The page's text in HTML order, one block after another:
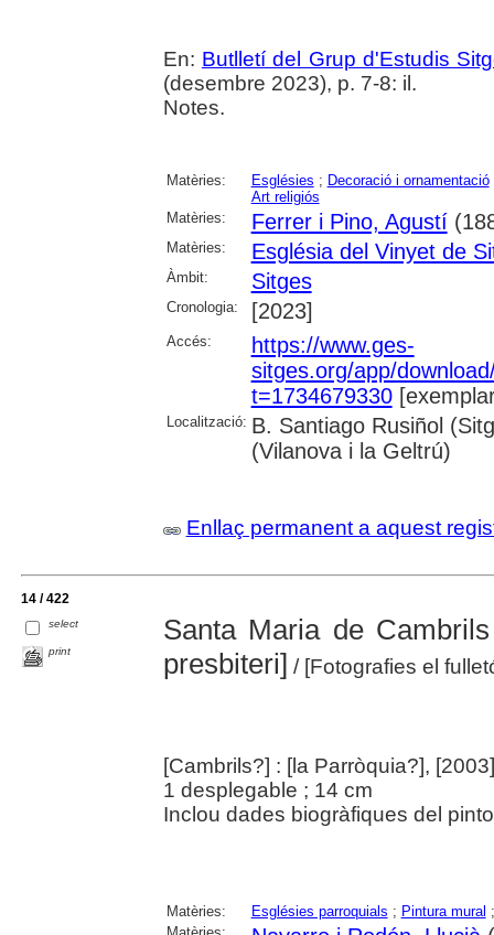
En: Butlletí del Grup d'Estudis
(desembre 2023), p. 7-8: il.
Notes.
Matèries: Esglésies ; Decoració i ornamentació
Art religiós
Matèries:
Ferrer i Pino, Agustí
Matèries: Església del Vinyet de
Àmbit: Sitges
Cronologia: [2023]
Accés:
https://www.ges-
sitges.org/app/
t=1734679330
Localització: B. Santiago Rusiñol
(Vilanova i la Geltrú)
Enllaç permanent a aquest
14 / 422
select
print
Santa Maria de
presbiteri] / [Fotografies el
[Cambrils?] : [la Parròquia?], [2003]
1 desplegable ; 14 cm
Inclou dades biogràfiques del
Matèries: Esglésies parroquials ; Pintura mural